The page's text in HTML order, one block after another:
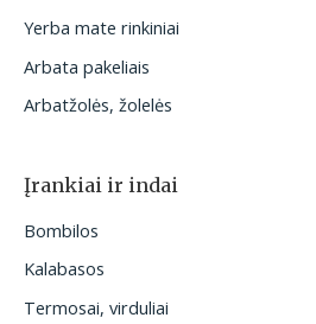
Yerba mate rinkiniai
Arbata pakeliais
Arbatžolės, žolelės
Įrankiai ir indai
Bombilos
Kalabasos
Termosai, virduliai